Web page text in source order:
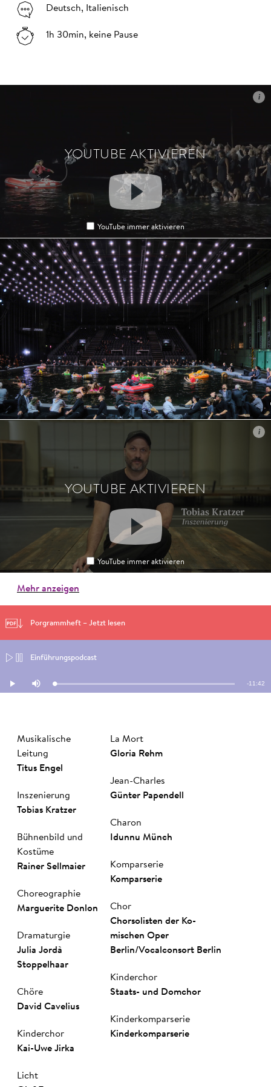
Deutsch, Italienisch
1h 30min, keine Pause
YOUTUBE AKTIVIEREN
i
YouTube immer aktivieren
YOUTUBE AKTIVIEREN
i
YouTube immer aktivieren
YOUTUBE AKTIVIEREN
i
YouTube immer aktivieren
YOUTUBE AKTIVIEREN
i
YouTube immer aktivieren
Mehr anzeigen
Porgrammheft – Jetzt lesen
Einführungspodcast
Play Mute Loaded:
0.00%
-11:42
Musikalische
Leitung
Ti­tus En­gel
Inszenierung
To­bias Krat­zer
Bühnenbild und
Kostüme
Rai­ner Sell­mai­er
Choreographie
Mar­gue­rite Don­lon
Dramaturgie
Julia Jordà
Stoppelhaar
Chöre
Da­vid Ca­ve­li­us
Kinderchor
Kai-Uwe Jirka
Licht
La Mort
Glo­ria Rehm
Jean-Charles
Gün­ter Pa­pen­dell
Charon
Idun­nu Münch
Komparserie
Komparserie
Chor
Chor­solisten der Ko­
mischen Oper
Berlin/Vocal­con­sort Berlin
Kinderchor
Staats- und Domchor
Kinderkomparserie
Kinderkomparserie